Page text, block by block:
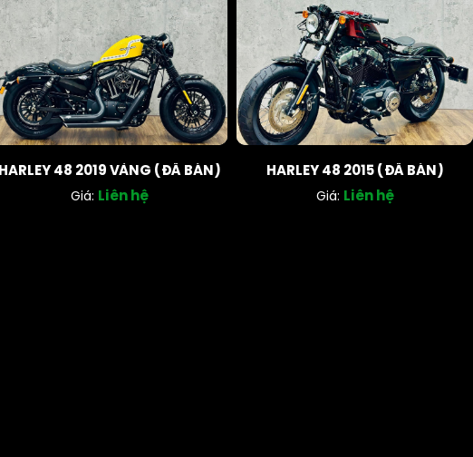
HARLEY 48 2019 VÀNG (ĐÃ BÁN)
Giá: Liên hệ
HARLEY 48 2015 (ĐÃ BÁN)
Giá: Liên hệ